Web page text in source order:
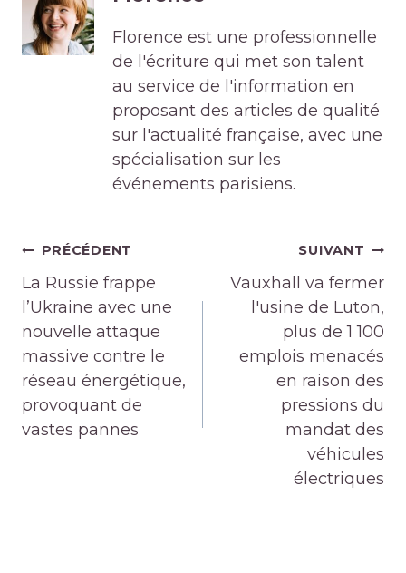
Florence est une professionnelle
de l'écriture qui met son talent
au service de l'information en
proposant des articles de qualité
sur l'actualité française, avec une
spécialisation sur les
événements parisiens.
Navigation
de
l’article
PRÉCÉDENT
La Russie frappe
l’Ukraine avec une
nouvelle attaque
massive contre le
réseau énergétique,
provoquant de
vastes pannes
SUIVANT
Vauxhall va fermer
l'usine de Luton,
plus de 1 100
emplois menacés
en raison des
pressions du
mandat des
véhicules
électriques